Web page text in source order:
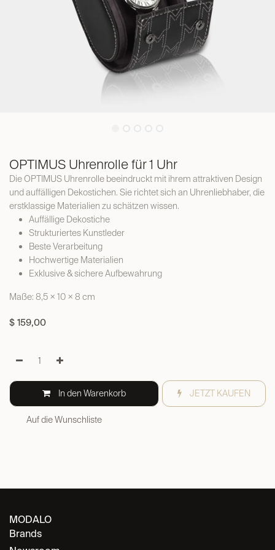
OPTIMUS Uhrenrolle für 1 Uhr
Die OPTIMUS Uhrenrolle beeindruckt mit ihrem attraktiven Design
und auffälligen Dekostichen. Sie richtet sich an Uhrenliebhaber, die
erstklassige Materialien zu schätzen wissen.
Auffällige Dekostiche
Strukturiertes Kunstleder
Beste Verarbeitung
Hochwertige Materialien
Exklusive & sichere Aufbewahrung
Maße: 8,5 × 10 × 8 cm
$ 159,00
In den Warenkorb JETZT KAUFEN
Auf die Wunschliste
MODALO
Brands